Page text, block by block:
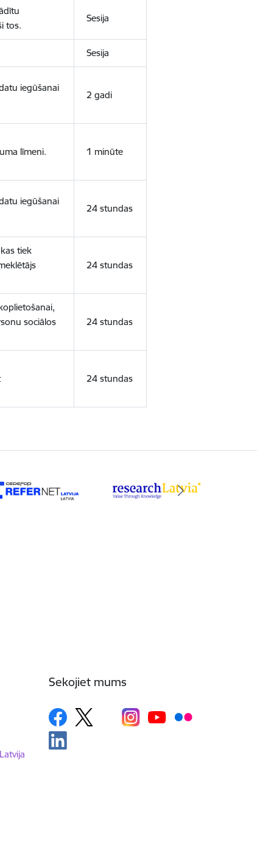
tos.
Sesija
Sesija
iegūšanai
2 gadi
līmeni. 1 minūte
iegūšanai
24 stundas
tiek
24 stundas
sociālos
24 stundas
24 stundas
Sekojiet mums